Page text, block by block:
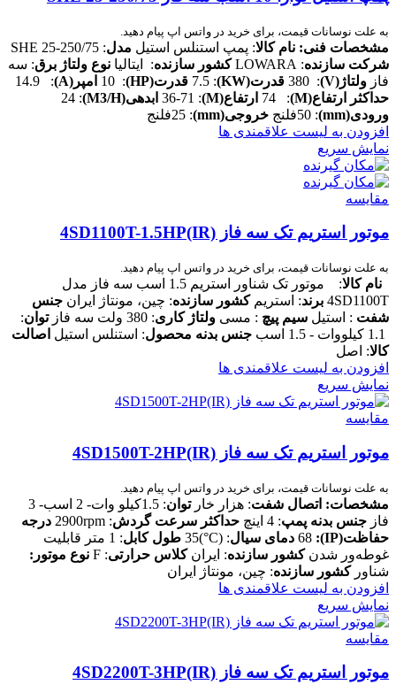
به علت نوسانات قیمت، برای خرید در واتس اپ پیام دهید.
مشخصات فنی: نام کالا: پمپ استنلس استیل مدل: SHE 25-250/75
شرکت سازنده: LOWARA کشور سازنده: ایتالیا نوع ولتاژ برق: سه
فاز ولتاژ(V) : 380 قدرت(KW) : 7.5 قدرت(HP) : 10 امپر(A)
: 14.9
حداکثر ارتفاع(M)
: 74 ارتفاع(M) : 36-71 ابدهی(M3/H)
: 24
ورودی(mm)
: 50فلنج خروجی(mm)
: 25فلنج
افزودن به لیست علاقمندی ها
نمایش سریع
مقایسه
موتور استریم تک سه فاز 4SD1100T-1.5HP(IR)
به علت نوسانات قیمت، برای خرید در واتس اپ پیام دهید.
نام کالا
: موتور تک شناور استریم 1.5 اسب سه فاز مدل
4SD1100T برند: استریمکشور سازنده: چین، مونتاژ ایران جنس
شفت : استیل سیم پیچ : مسی ولتاژ کاری: 380 ولت سه فاز توان:
جنس بدنه محصول: استنلس استیل اصالت
کالا: اصل
افزودن به لیست علاقمندی ها
نمایش سریع
مقایسه
موتور استریم تک سه فاز 4SD1500T-2HP(IR)
به علت نوسانات قیمت، برای خرید در واتس اپ پیام دهید.
مشخصات: اتصال شفت: هزار خارتوان
: 1.5کیلو وات- 2 اسب- 3
فاز جنس بدنه پمپ: 4 اینچ حداکثر سرعت گردش: 2900rpm
درجه
حفاظت(IP)
: دمای سیال: (C°)35 طول کابل
: 1 متر قابلیت
غوطه‌ور شدنکشور سازنده: ایرانکلاس حرارتی: F
نوع موتور:
شناورکشور سازنده: چین، مونتاژ ایران
افزودن به لیست علاقمندی ها
نمایش سریع
مقایسه
موتور استریم تک سه فاز 4SD2200T-3HP(IR)